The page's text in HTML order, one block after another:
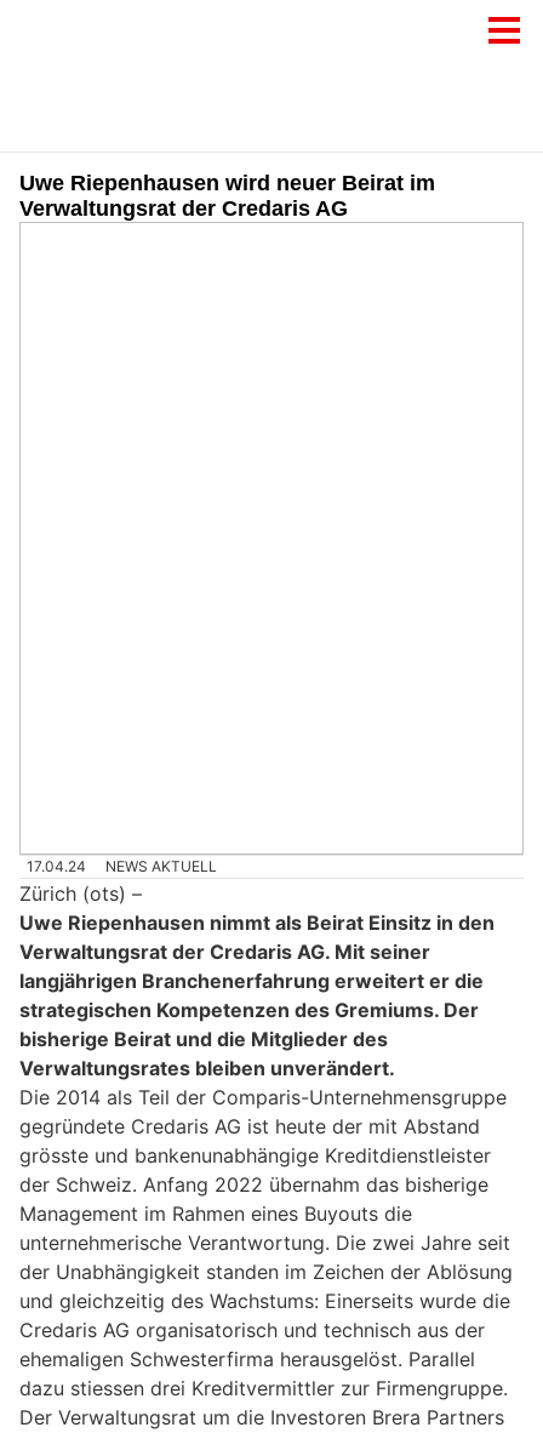
Uwe Riepenhausen wird neuer Beirat im
Verwaltungsrat der Credaris AG
17.04.24 NEWS AKTUELL
Zürich (ots) –
Uwe Riepenhausen nimmt als Beirat Einsitz in den
Verwaltungsrat der Credaris AG. Mit seiner
langjährigen Branchenerfahrung erweitert er die
strategischen Kompetenzen des Gremiums. Der
bisherige Beirat und die Mitglieder des
Verwaltungsrates bleiben unverändert.
Die 2014 als Teil der Comparis-Unternehmensgruppe
gegründete Credaris AG ist heute der mit Abstand
grösste und bankenunabhängige Kreditdienstleister
der Schweiz. Anfang 2022 übernahm das bisherige
Management im Rahmen eines Buyouts die
unternehmerische Verantwortung. Die zwei Jahre seit
der Unabhängigkeit standen im Zeichen der Ablösung
und gleichzeitig des Wachstums: Einerseits wurde die
Credaris AG organisatorisch und technisch aus der
ehemaligen Schwesterfirma herausgelöst. Parallel
dazu stiessen drei Kreditvermittler zur Firmengruppe.
Der Verwaltungsrat um die Investoren Brera Partners